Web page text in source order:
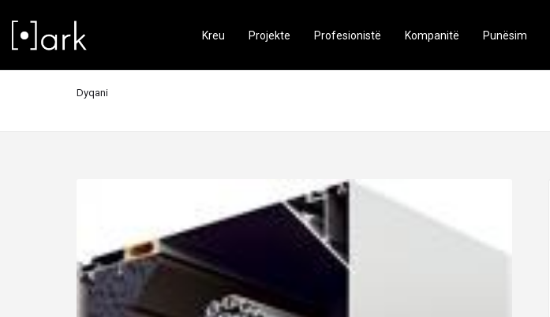
Kreu Projekte Profesionistë Kompanitë Punësim
Dyqani